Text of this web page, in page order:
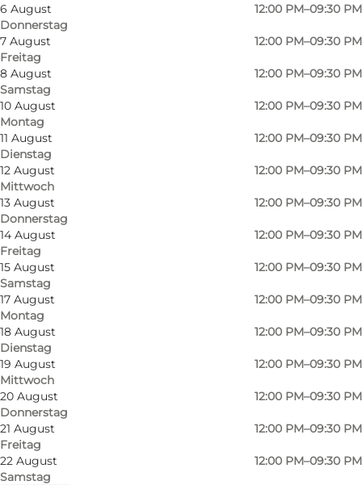
6 August
Donnerstag
12:00 PM–09:30 PM
7 August
Freitag
12:00 PM–09:30 PM
8 August
Samstag
12:00 PM–09:30 PM
10 August
Montag
12:00 PM–09:30 PM
11 August
Dienstag
12:00 PM–09:30 PM
12 August
Mittwoch
12:00 PM–09:30 PM
13 August
Donnerstag
12:00 PM–09:30 PM
14 August
Freitag
12:00 PM–09:30 PM
15 August
Samstag
12:00 PM–09:30 PM
17 August
Montag
12:00 PM–09:30 PM
18 August
Dienstag
12:00 PM–09:30 PM
19 August
Mittwoch
12:00 PM–09:30 PM
20 August
Donnerstag
12:00 PM–09:30 PM
21 August
Freitag
12:00 PM–09:30 PM
22 August
Samstag
12:00 PM–09:30 PM
Foto
©Hotel Odeon
©
Nordische Küche & Bistro-Klassiker